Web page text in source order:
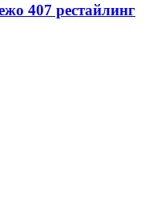
407 рестайлинг